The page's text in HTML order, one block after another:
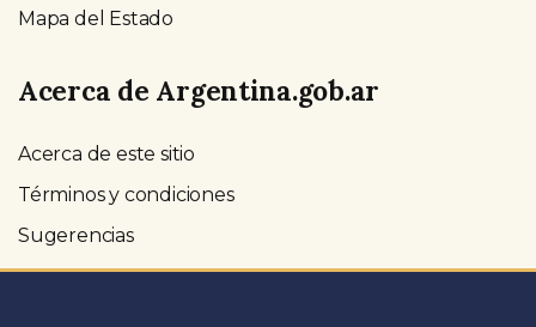
Mapa del Estado
Acerca de Argentina.gob.ar
Acerca de este sitio
Términos y condiciones
Sugerencias